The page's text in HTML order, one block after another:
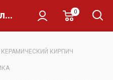
Магазин строительных материалов Склад Кирпича 0
КЕРАМИЧЕСКИЙ КИРПИЧ